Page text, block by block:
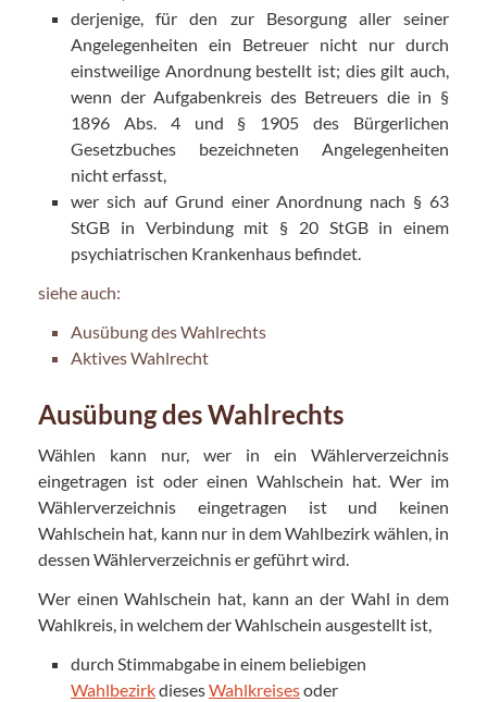
derjenige, für den zur Besorgung aller seiner
Angelegenheiten ein Betreuer nicht nur durch
einstweilige Anordnung bestellt ist; dies gilt auch,
wenn der Aufgabenkreis des Betreuers die in §
1896 Abs. 4 und § 1905 des Bürgerlichen
Gesetzbuches bezeichneten Angelegenheiten
nicht erfasst,
wer sich auf Grund einer Anordnung nach § 63
StGB in Verbindung mit § 20 StGB in einem
psychiatrischen Krankenhaus befindet.
siehe auch:
Ausübung des Wahlrechts
Aktives Wahlrecht
Ausübung des Wahlrechts
Wählen kann nur, wer in ein Wählerverzeichnis
eingetragen ist oder einen Wahlschein hat. Wer im
Wählerverzeichnis eingetragen ist und keinen
Wahlschein hat, kann nur in dem Wahlbezirk wählen, in
dessen Wählerverzeichnis er geführt wird.
Wer einen Wahlschein hat, kann an der Wahl in dem
Wahlkreis, in welchem der Wahlschein ausgestellt ist,
durch Stimmabgabe in einem beliebigen
WahlbezirkdiesesWahlkreisesoder